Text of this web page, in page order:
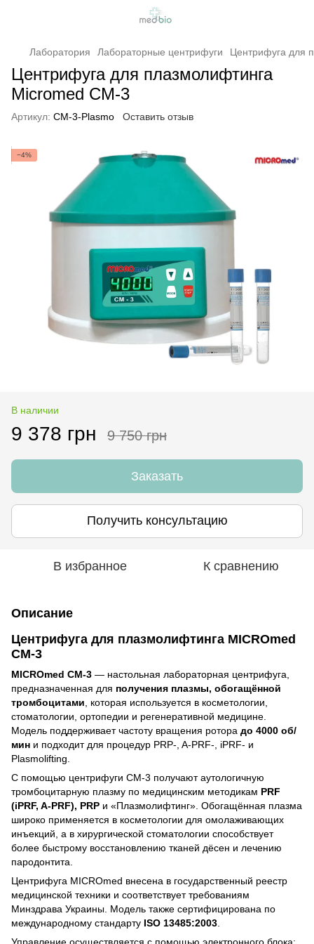
Лаборатория Лабораторные центрифуги Центрифуга для
Центрифуга для плазмолифтинга
Micromed СМ-3
Артикул: СМ-3-Plasmo Оставить отзыв
−4%
В наличии
9 378 грн 9 750 грн
Заказать
Получить консультацию
В избранное К сравнению
Описание
Центрифуга для плазмолифтинга MICROmed
CM-3
MICROmed CM-3 — настольная лабораторная центрифуга,
предназначенная для получения плазмы, обогащённой
тромбоцитами , которая используется в косметологии,
стоматологии, ортопедии и регенеративной медицине.
Модель поддерживает частоту вращения ротора до 4000 об/
мин и подходит для процедур PRP-, A-PRF-, iPRF- и
Plasmolifting.
С помощью центрифуги CM-3 получают аутологичную
тромбоцитарную плазму по медицинским методикам PRF
(iPRF, A-PRF), PRP и «Плазмолифтинг». Обогащённая плазма
широко применяется в косметологии для омолаживающих
инъекций, а в хирургической стоматологии способствует
более быстрому восстановлению тканей дёсен и лечению
пародонтита.
Центрифуга MICROmed внесена в государственный реестр
медицинской техники и соответствует требованиям
Минздрава Украины. Модель также сертифицирована по
международному стандарту ISO 13485:2003